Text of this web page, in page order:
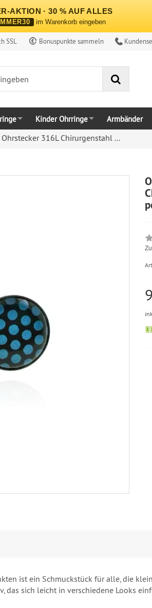
AKTION · 30 % AUF ALLES
im Warenkorb eingeben
SSL Bonuspunkte sammeln
Kinder Ohrringe Armbänder
316L Chirurgenstahl ...
ist ein Schmuckstück für alle, die
das sich leicht in verschiedene Looks